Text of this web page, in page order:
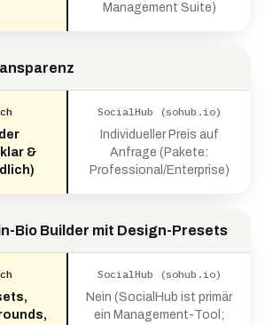
Management Suite)
&
SocialHub (sohub.io)
Individueller Preis auf
Anfrage (Pakete:
Professional/Enterprise)
Bio Builder mit Design-Presets
SocialHub (sohub.io)
Nein (SocialHub ist primär
ein Management-Tool;